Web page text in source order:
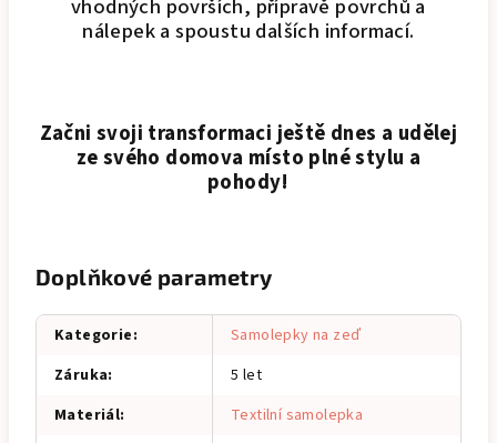
vhodných površích, přípravě povrchů a
nálepek a spoustu dalších informací.
Začni svoji transformaci ještě dnes a udělej
ze svého domova místo plné stylu a
pohody!
Doplňkové parametry
Kategorie:
Samolepky na zeď
Záruka:
5 let
Materiál:
Textilní samolepka